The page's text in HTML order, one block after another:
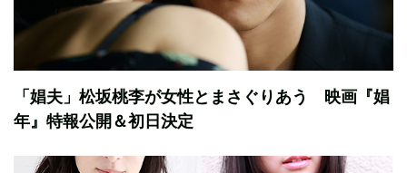
「娼夫」松坂桃李が女性とまさぐりあう 映画『娼
年』特報公開＆初日決定